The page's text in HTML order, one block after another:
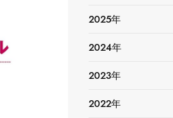
2025年
2024年
2023年
2022年